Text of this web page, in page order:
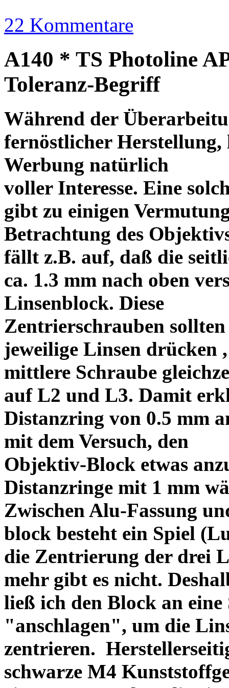
22 Kommentare
A140 * TS Photoline
Toleranz-Begriff
Während der
fernöstlicher Herstellung,
Werbung natürlich
voller Interesse. Eine
gibt zu einigen
Betrachtung des
fällt z.B. auf, daß die
ca. 1.3 mm nach oben
Linsenblock. Diese
Zentrierschrauben
jeweilige Linsen drücken
mittlere Schraube
auf L2 und L3. Damit
Distanzring von 0.5 mm
mit dem Versuch, den
Objektiv-Block etwas
Distanzringe mit 1 mm
Zwischen Alu-Fassung
block besteht ein Spiel
die Zentrierung der drei
mehr gibt es nicht.
ließ ich den Block an eine
"anschlagen", um die
zentrieren.
schwarze M4